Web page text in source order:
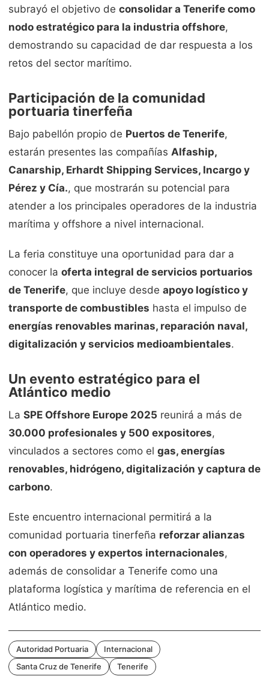
subrayó el objetivo de consolidar a Tenerife como
nodo estratégico para la industria offshore,
demostrando su capacidad de dar respuesta a los
retos del sector marítimo.
Participación de la comunidad
portuaria tinerfeña
Bajo pabellón propio de Puertos de Tenerife,
estarán presentes las compañías Alfaship,
Canarship, Erhardt Shipping Services, Incargo y
Pérez y Cía., que mostrarán su potencial para
atender a los principales operadores de la industria
marítima y offshore a nivel internacional.
La feria constituye una oportunidad para dar a
conocer la oferta integral de servicios portuarios
de Tenerife, que incluye desde apoyo logístico y
transporte de combustibles hasta el impulso de
energías renovables marinas, reparación naval,
digitalización y servicios medioambientales.
Un evento estratégico para el
Atlántico medio
La SPE Offshore Europe 2025 reunirá a más de
30.000 profesionales y 500 expositores,
vinculados a sectores como el gas, energías
renovables, hidrógeno, digitalización y captura de
carbono.
Este encuentro internacional permitirá a la
comunidad portuaria tinerfeña reforzar alianzas
con operadores y expertos internacionales,
además de consolidar a Tenerife como una
plataforma logística y marítima de referencia en el
Atlántico medio.
Autoridad Portuaria
Internacional
Santa Cruz de Tenerife
Tenerife